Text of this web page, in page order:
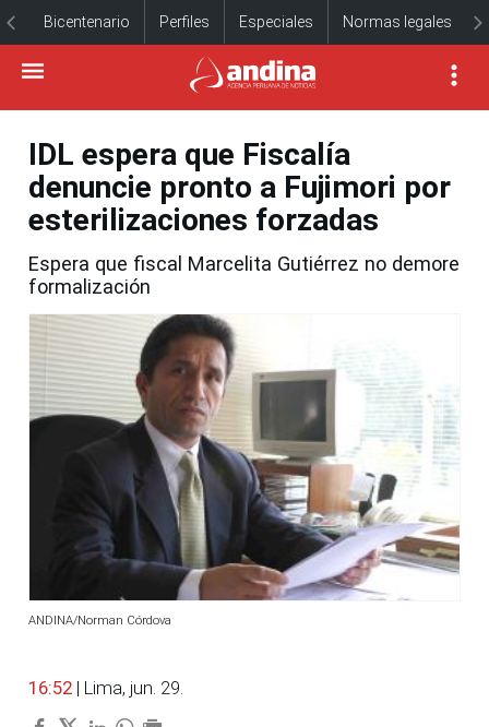
Bicentenario Perfiles Especiales Normas legales
IDL espera que Fiscalía
denuncie pronto a Fujimori por
esterilizaciones forzadas
Espera que fiscal Marcelita Gutiérrez no demore
formalización
ANDINA/Norman Córdova
16:52 | Lima, jun. 29.